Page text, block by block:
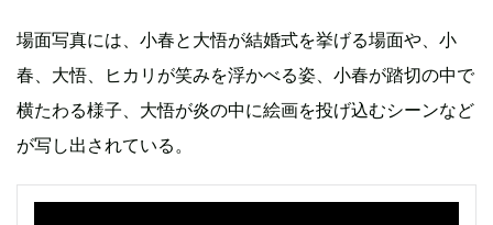
場面写真には、小春と大悟が結婚式を挙げる場面や、小
春、大悟、ヒカリが笑みを浮かべる姿、小春が踏切の中で
横たわる様子、大悟が炎の中に絵画を投げ込むシーンなど
が写し出されている。